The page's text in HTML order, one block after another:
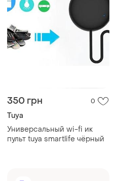
350 грн 0
Tuya
Универсальный wi-fi ик
пульт tuya smartlife чёрный